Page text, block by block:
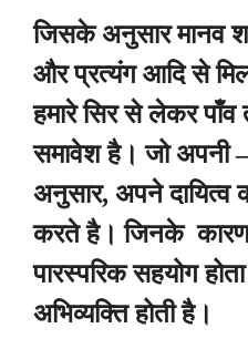
जिसके अनुसार मानव
और प्रत्यंग आदि से
हमारे सिर से लेकर
समावेश है। जो अपनी
अनुसार, अपने दायित्व
करते है। जिनके
पारस्परिक सहयोग
अभिव्यक्ति होती है।